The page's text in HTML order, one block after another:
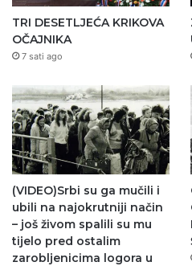
TRI DESETLJEĆA KRIKOVA
OČAJNIKA
7 sati ago
(VIDEO)Srbi su ga mučili i
ubili na najokrutniji način
– još živom spalili su mu
tijelo pred ostalim
zarobljenicima logora u